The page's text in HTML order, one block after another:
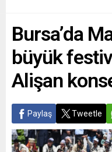
Bursa’da
büyük
Alişan
Paylaş Tweetle